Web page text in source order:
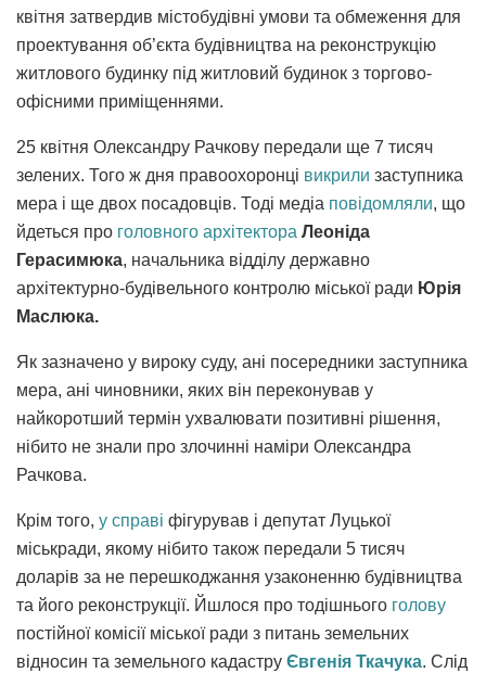
квітня затвердив містобудівні умови та обмеження для
проектування об’єкта будівництва на реконструкцію
житлового будинку під житловий будинок з торгово-
офісними приміщеннями.
25 квітня Олександру Рачкову передали ще 7 тисяч
зелених. Того ж дня правоохоронці викрили заступника
мера і ще двох посадовців. Тоді медіа повідомляли, що
йдеться про головного архітектора Леоніда
Герасимюка, начальника відділу державно
архітектурно-будівельного контролю міської ради Юрія
Маслюка.
Як зазначено у вироку суду, ані посередники заступника
мера, ані чиновники, яких він переконував у
найкоротший термін ухвалювати позитивні рішення,
нібито не знали про злочинні наміри Олександра
Рачкова.
Крім того, у справі фігурував і депутат Луцької
міськради, якому нібито також передали 5 тисяч
доларів за не перешкоджання узаконенню будівництва
та його реконструкції. Йшлося про тодішнього голову
постійної комісії міської ради з питань земельних
відносин та земельного кадастру Євгенія Ткачука. Слід